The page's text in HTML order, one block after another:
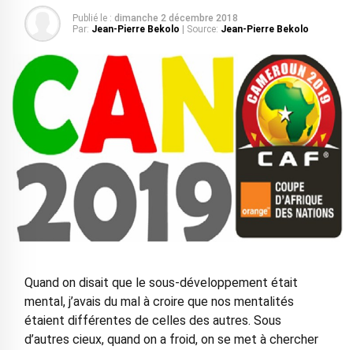
Publié le : dimanche 2 décembre 2018
Par: Jean-Pierre Bekolo | Source: Jean-Pierre Bekolo
Quand on disait que le sous-développement était
mental, j’avais du mal à croire que nos mentalités
étaient différentes de celles des autres. Sous
d’autres cieux, quand on a froid, on se met à chercher